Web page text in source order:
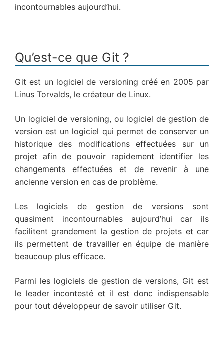
incontournables aujourd’hui.
Qu’est-ce que Git ?
Git est un logiciel de versioning créé en 2005 par
Linus Torvalds, le créateur de Linux.
Un logiciel de versioning, ou logiciel de gestion de
version est un logiciel qui permet de conserver un
historique des modifications effectuées sur un
projet afin de pouvoir rapidement identifier les
changements effectuées et de revenir à une
ancienne version en cas de problème.
Les logiciels de gestion de versions sont
quasiment incontournables aujourd’hui car ils
facilitent grandement la gestion de projets et car
ils permettent de travailler en équipe de manière
beaucoup plus efficace.
Parmi les logiciels de gestion de versions, Git est
le leader incontesté et il est donc indispensable
pour tout développeur de savoir utiliser Git.